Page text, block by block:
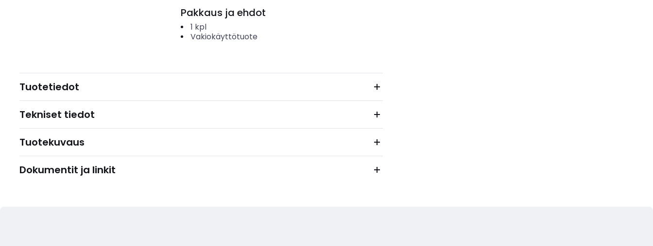
Pakkaus ja ehdot
1 kpl
Vakiokäyttötuote
Tuotetiedot
Tekniset tiedot
Tuotekuvaus
Dokumentit ja linkit